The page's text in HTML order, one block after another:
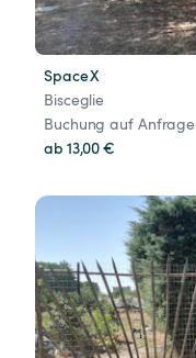
Space X
Bisceglie
Buchung auf Anfrage
ab 13,00 €